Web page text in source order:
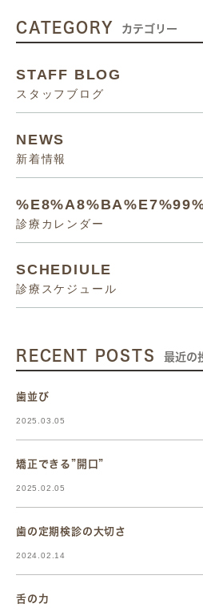
CATEGORY カテゴリー
STAFF BLOG
スタッフブログ
NEWS
新着情報
診療カレンダー
SCHEDIULE
診療スケジュール
RECENT POSTS 最近の
歯並び
2025.03.05
矯正できる”開口”
2025.02.05
歯の定期検診の大切さ
2024.02.14
舌の力